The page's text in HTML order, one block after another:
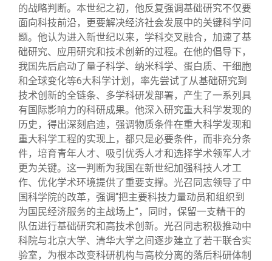
的战略判断。本世纪之初，他反复强调基础研究不仅要
面向科技前沿，更要解决经济社会发展中的关键科学问
题。他认为进入新世纪以来，学科交叉融合，加速了基
础研究、应用研究和技术创新的过程。在他的倡导下，
我国先后启动了量子科学、纳米科学、蛋白质、干细胞
和全球变化等6大科学计划，率先尝试了从基础研究到
技术创新的全链条、多学科研发部署，产生了一系列具
有国际影响力的科研成果。他深入研究重大科学发现的
历史，得出深刻启迪，强调物质条件在重大科学发现和
重大科学工程的实现上，都只是必要条件，而非充分条
件，培育青年人才、吸引优秀人才和选择学术领军人才
更为关键。这一判断为我国在新世纪加强科技人才工
作、优化学术环境提供了重要支撑。光召同志领导了中
国科学院的改革，强调“把主要科技力量动员和组织到
为国民经济服务的主战场上”，同时，保留一支精干的
队伍进行基础研究和高技术创新。光召同志积极推动中
科院与北京大学、清华大学之间逐步建立了若干联合实
验室，为根本改变科研机构与高校分离的落后科研体制